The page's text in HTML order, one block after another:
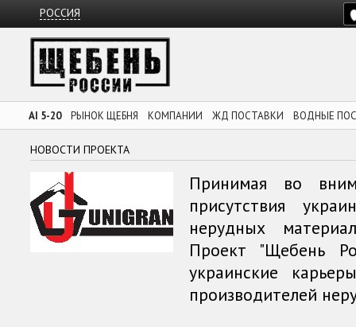
РОССИЯ
AI 5-20 РЫНОК ЩЕБНЯ КОМПАНИИ ЖД ПОСТАВКИ ВОДНЫЕ
НОВОСТИ ПРОЕКТА
Принимая во
присутствия
нерудных
Проект "Щебень
украинские
производителей